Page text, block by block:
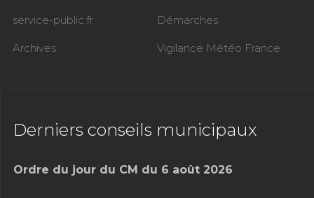
service-public.fr Démarches
Archives Vigilance Météo France
Derniers conseils municipaux
Ordre du jour du CM du 6 août 2026